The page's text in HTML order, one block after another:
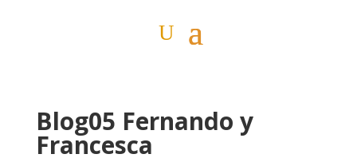
Blog05 Fernando y
Francesca